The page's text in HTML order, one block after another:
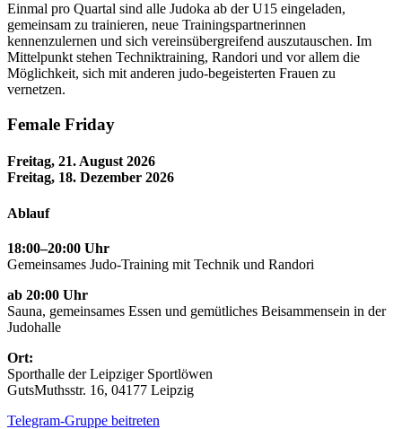
Einmal pro Quartal sind alle Judoka ab der U15 eingeladen,
gemeinsam zu trainieren, neue Trainingspartnerinnen
kennenzulernen und sich vereinsübergreifend auszutauschen. Im
Mittelpunkt stehen Techniktraining, Randori und vor allem die
Möglichkeit, sich mit anderen judo-begeisterten Frauen zu
vernetzen.
Female Friday
Freitag, 21. August 2026
Freitag, 18. Dezember 2026
Ablauf
18:00–20:00 Uhr
Gemeinsames Judo-Training mit Technik und Randori
ab 20:00 Uhr
Sauna, gemeinsames Essen und gemütliches Beisammensein in der
Judohalle
Ort:
Sporthalle der Leipziger Sportlöwen
GutsMuthsstr. 16, 04177 Leipzig
Telegram-Gruppe beitreten